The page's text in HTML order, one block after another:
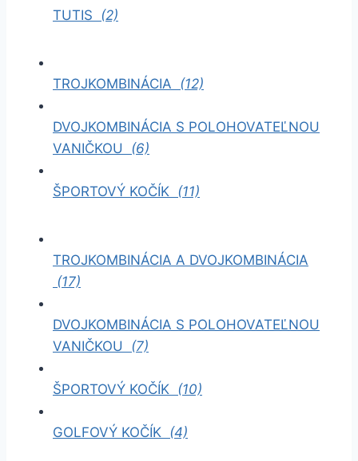
TUTIS (2)
TROJKOMBINÁCIA (12)
DVOJKOMBINÁCIA S POLOHOVATEĽNOU
VANIČKOU (6)
ŠPORTOVÝ KOČÍK (11)
TROJKOMBINÁCIA A DVOJKOMBINÁCIA
(17)
DVOJKOMBINÁCIA S POLOHOVATEĽNOU
VANIČKOU (7)
ŠPORTOVÝ KOČÍK (10)
GOLFOVÝ KOČÍK (4)